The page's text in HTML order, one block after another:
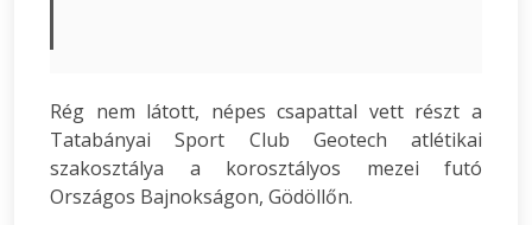
Rég nem látott, népes csapattal vett részt a
Tatabányai Sport Club Geotech atlétikai
szakosztálya a korosztályos mezei futó
Országos Bajnokságon, Gödöllőn.